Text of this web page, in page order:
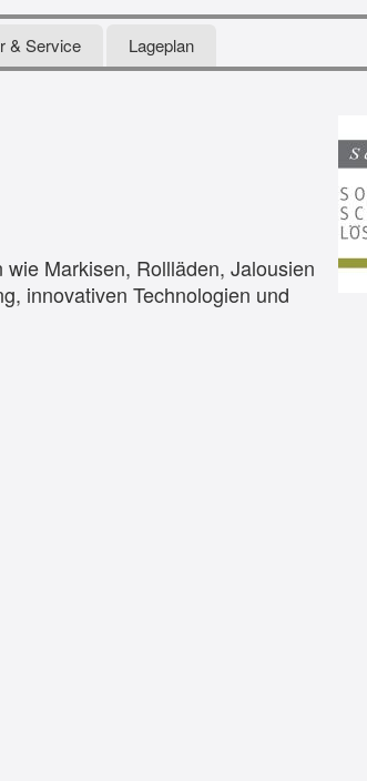
& Service Lageplan
Markisen, Rollläden, Jalousien
innovativen Technologien und